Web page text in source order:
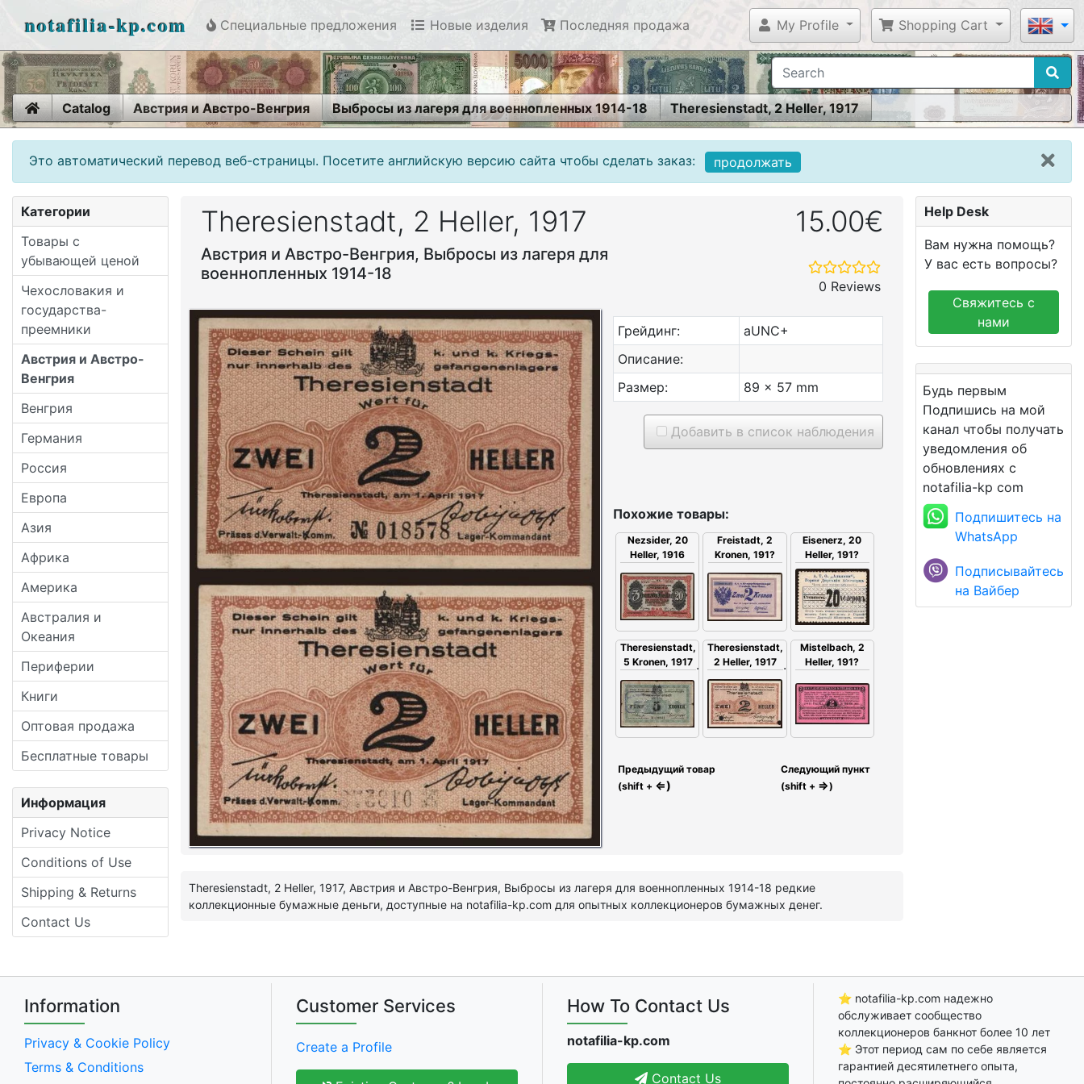
notafilia-kp.com Специальные предложения Новые изделия Последняя продажа My Profile Shopping Cart
HomeCatalog Австрия и Австро-Венгрия Выбросы из лагеря для военнопленных 1914-18 Theresienstadt, 2 Heller, 1917
Это автоматический перевод веб-страницы. Посетите английскую версию сайта чтобы сделать заказ: продолжать
Категории
Товары с
убывающей ценой
Чехословакия и
государства-
преемники
Австрия и Австро-
Венгрия
Венгрия
Германия
Россия
Европа
Азия
Африка
Америка
Австралия и
Океания
Периферии
Книги
Оптовая продажа
Бесплатные товары
Информация
Privacy Notice
Conditions of Use
Shipping & Returns
Contact Us
Theresienstadt, 2 Heller, 1917
Австрия и Австро-Венгрия, Выбросы из лагеря для
военнопленных 1914-18
15.00€
0 Reviews
Грейдинг:
aUNC+
Описание:
Размер:
89 x 57 mm
Добавить в список наблюдения
Похожие товары:
Nezsider, 20
Heller, 1916
Freistadt, 2
Kronen, 191?
Eisenerz, 20
Heller, 191?
Theresienstadt,
5 Kronen, 1917
Theresienstadt,
2 Heller, 1917
Mistelbach, 2
Heller, 191?
Предыдущий товар
(shift + ⇐)
Следующий пункт
(shift + ⇒)
Theresienstadt, 2 Heller, 1917, Австрия и Австро-Венгрия, Выбросы из лагеря для военнопленных 1914-18 редкие
коллекционные бумажные деньги, доступные на notafilia-kp.com для опытных коллекционеров бумажных денег.
Help Desk
Вам нужна помощь?
У вас есть вопросы?
Свяжитесь с
нами
Будь первым
Подпишись на мой
канал чтобы получать
уведомления об
обновлениях с
notafilia-kp com
Подпишитесь на
WhatsApp
Подписывайтесь
на Вайбер
Information
Privacy & Cookie Policy
Terms & Conditions
Customer Services
Create a Profile
How To Contact Us
notafilia-kp.com
Contact Us
⭐ notafilia-kp.com надежно
обслуживает сообщество
коллекционеров банкнот более 10 лет
⭐ Этот период сам по себе является
гарантией десятилетнего опыта,